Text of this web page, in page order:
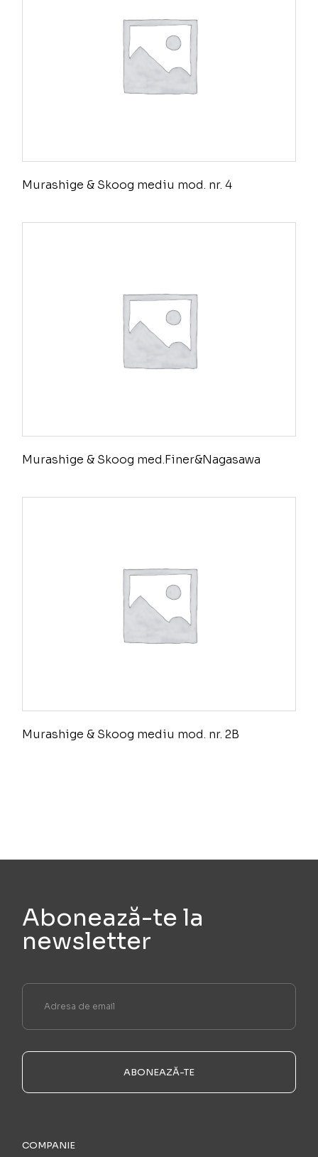
Murashige & Skoog mediu mod. nr. 4
Murashige & Skoog med.Finer&Nagasawa
Murashige & Skoog mediu mod. nr. 2B
Abonează-te la
newsletter
ABONEAZĂ-TE
COMPANIE